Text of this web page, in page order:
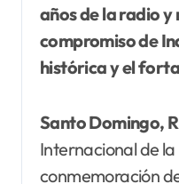
años de la radio
compromiso de
histórica y el
Santo Domingo,
Internacional de la
conmemoración